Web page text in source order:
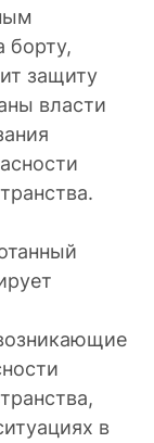
борту,
защиту
власти
в